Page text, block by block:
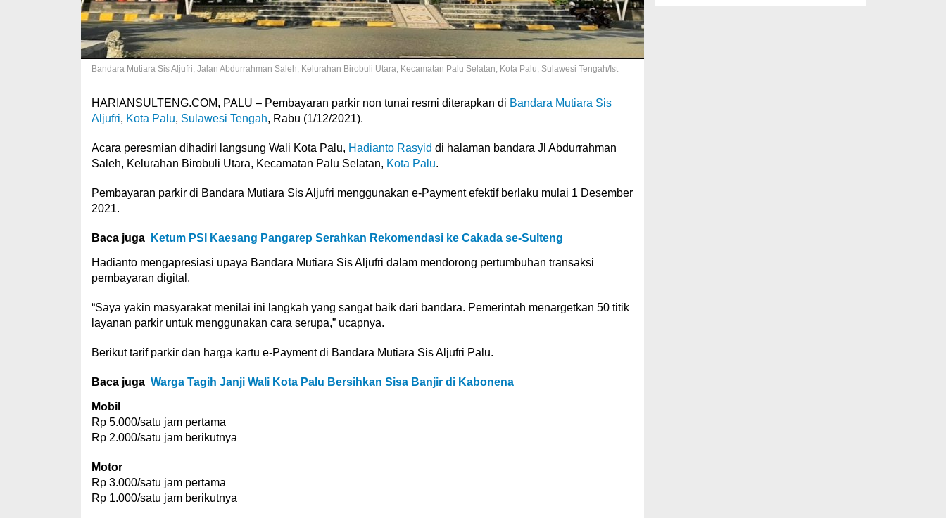
Bandara Mutiara Sis Aljufri, Jalan Abdurrahman Saleh, Kelurahan Birobuli Utara, Kecamatan Palu Selatan, Kota Palu, Sulawesi Tengah/Ist
HARIANSULTENG.COM, PALU – Pembayaran parkir non tunai resmi diterapkan di Bandara Mutiara Sis
Aljufri, Kota Palu, Sulawesi Tengah, Rabu (1/12/2021).
Acara peresmian dihadiri langsung Wali Kota Palu, Hadianto Rasyid di halaman bandara Jl Abdurrahman
Saleh, Kelurahan Birobuli Utara, Kecamatan Palu Selatan, Kota Palu.
Pembayaran parkir di Bandara Mutiara Sis Aljufri menggunakan e-Payment efektif berlaku mulai 1 Desember
2021.
Baca juga Ketum PSI Kaesang Pangarep Serahkan Rekomendasi ke Cakada se-Sulteng
Hadianto mengapresiasi upaya Bandara Mutiara Sis Aljufri dalam mendorong pertumbuhan transaksi
pembayaran digital.
“Saya yakin masyarakat menilai ini langkah yang sangat baik dari bandara. Pemerintah menargetkan 50 titik
layanan parkir untuk menggunakan cara serupa,” ucapnya.
Berikut tarif parkir dan harga kartu e-Payment di Bandara Mutiara Sis Aljufri Palu.
Baca juga Warga Tagih Janji Wali Kota Palu Bersihkan Sisa Banjir di Kabonena
Mobil
Rp 5.000/satu jam pertama
Rp 2.000/satu jam berikutnya
Motor
Rp 3.000/satu jam pertama
Rp 1.000/satu jam berikutnya